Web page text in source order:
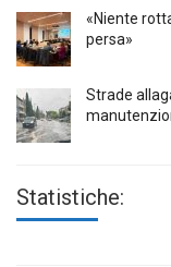
«Niente
persa»
Strade
Statistiche: